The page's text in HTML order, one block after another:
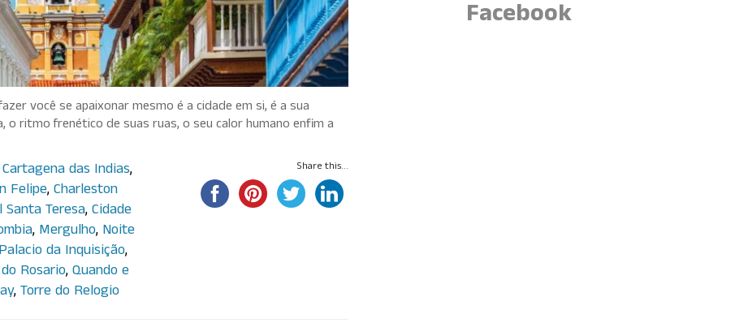
você se apaixonar mesmo é a cidade em si, é a sua
o ritmo frenético de suas ruas, o seu calor humano enfim a
Cartagena das Indias,
Felipe, Charleston
Teresa, Cidade
, Mergulho, Noite
Palacio da Inquisição,
Rosario, Quando e
, Torre do Relogio
Share this...
Facebook